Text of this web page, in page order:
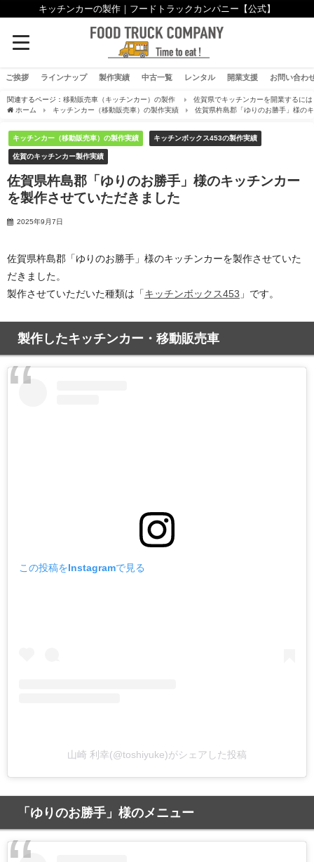
キッチンカーの製作｜フードトラックカンパニー【公式】
ご挨拶 ラインナップ 製作実績 中古一覧 レンタル 開業支援 お問い合わ
関連するページ： 移動販売車（キッチンカー）の製作
佐賀県でキッチンカーを開業するに
ホーム
キッチンカー（移動販売車）の製作実績 佐賀県杵島郡「ゆりのお勝手」様の
キッチンカー（移動販売車）の製作実績 キッチンボックス453の製作実績
佐賀のキッチンカー製作実績
佐賀県杵島郡「ゆりのお勝手」様のキッチンカー
を製作させていただきました
2025年9月7日
佐賀県杵島郡「ゆりのお勝手」様のキッチンカーを製作させていた
だきました。
製作させていただいた種類は「 キッチンボックス453 」です。
製作したキッチンカー・移動販売車
この投稿をInstagramで見る
山崎 利幸(@toshiyuke)がシェアした投稿
「ゆりのお勝手」様のメニュー